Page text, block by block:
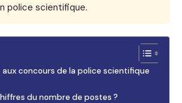
police scientifique.
concours de la police scientifique
du nombre de postes ?